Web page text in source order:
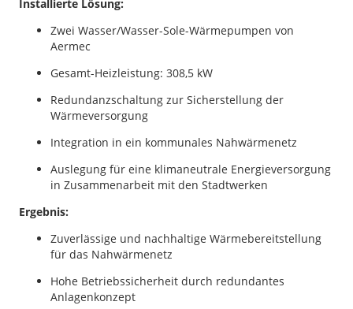
Installierte Lösung:
Zwei Wasser/Wasser-Sole-Wärmepumpen von
Aermec
Gesamt-Heizleistung: 308,5 kW
Redundanzschaltung zur Sicherstellung der
Wärmeversorgung
Integration in ein kommunales Nahwärmenetz
Auslegung für eine klimaneutrale Energieversorgung
in Zusammenarbeit mit den Stadtwerken
Ergebnis:
Zuverlässige und nachhaltige Wärmebereitstellung
für das Nahwärmenetz
Hohe Betriebssicherheit durch redundantes
Anlagenkonzept